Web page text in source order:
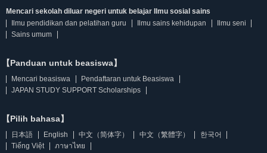
Mencari sekolah diluar negeri untuk belajar Ilmu sosial sains
Ilmu pendidikan dan pelatihan guru
Ilmu sains kehidupan
Ilmu seni
Sains umum
【Panduan untuk beasiswa】
Mencari beasiswa
Pendaftaran untuk Beasiswa
JAPAN STUDY SUPPORT Scholarships
【Pilih bahasa】
日本語 English 中文（简体字） 中文（繁體字）
한국어
Tiếng Việt
ภาษาไทย